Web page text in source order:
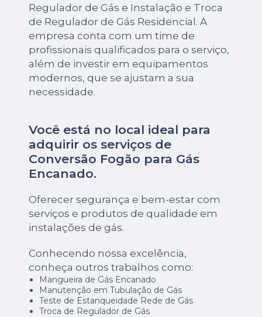
Regulador de Gás e Instalação e Troca
de Regulador de Gás Residencial. A
empresa conta com um time de
profissionais qualificados para o serviço,
além de investir em equipamentos
modernos, que se ajustam a sua
necessidade.
Você está no local ideal para
adquirir os serviços de
Conversão Fogão para Gás
Encanado.
Oferecer segurança e bem-estar com
serviços e produtos de qualidade em
instalações de gás.
Conhecendo nossa excelência,
conheça outros trabalhos como:
Mangueira de Gás Encanado
Manutenção em Tubulação de Gás
Teste de Estanqueidade Rede de Gás
Troca de Regulador de Gás